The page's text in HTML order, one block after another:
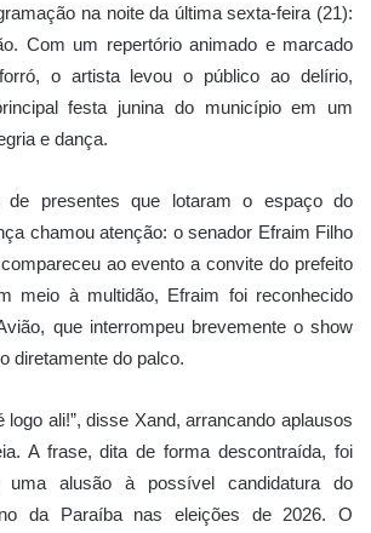
na noite da última sexta-feira (21):
Com um repertório animado e marcado
o artista levou o público ao delírio,
festa junina do município em um
e dança.
de presentes que lotaram o espaço do
chamou atenção: o senador Efraim Filho
ao evento a convite do prefeito
meio à multidão, Efraim foi reconhecido
que interrompeu brevemente o show
diretamente do palco.
logo ali!”, disse Xand, arrancando aplausos
A frase, dita de forma descontraída, foi
uma alusão à possível candidatura do
da Paraíba nas eleições de 2026. O